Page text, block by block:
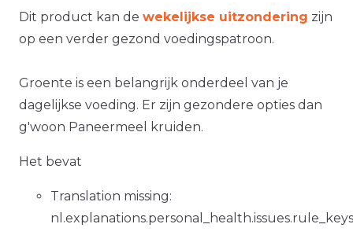
Dit product kan de wekelijkse uitzondering zijn
op een verder gezond voedingspatroon.
Groente is een belangrijk onderdeel van je
dagelijkse voeding. Er zijn gezondere opties dan
g'woon Paneermeel kruiden.
Het bevat
Translation missing: